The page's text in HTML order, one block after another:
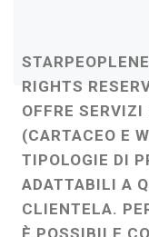
RIGHTS
OFFRE
(CARTACEO E
TIPOLOGIE DI
ADATTABILI A
CLIENTELA.